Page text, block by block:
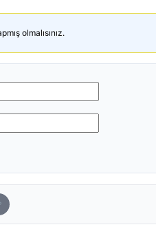
olmalısınız.